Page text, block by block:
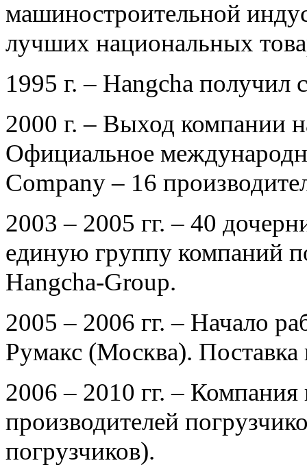
машиностроительной
лучших национальных
1995 г. – Hangcha получил
2000 г. – Выход компании
Официальное
Company – 16
2003 – 2005 гг. – 40
единую группу компаний
Hangcha-Group.
2005 – 2006 гг. – Начало
Румакс (Москва).
2006 – 2010 гг. –
производителей
погрузчиков).